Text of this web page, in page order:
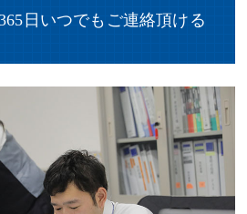
日いつでもご連絡頂ける